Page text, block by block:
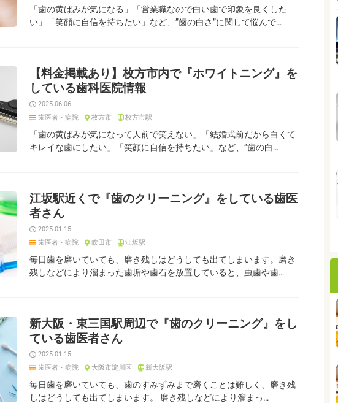
「歯の黄ばみが気になる」「営業職なので白い歯で印象を良くした
い」「笑顔に自信を持ちたい」など、”歯の白さ”に関して悩んで…
【料金掲載あり】枚方市内で『ホワイトニング』を
している歯科医院情報
2025.06.06
歯医者・病院
枚方市 枚方市駅
「歯の黄ばみが気になって人前で笑えない」「結婚式前だから白くて
キレイな歯にしたい」「笑顔に自信を持ちたい」など、”歯の白…
江坂駅近くで『歯のクリーニング』をしている歯医
者さん
2025.01.15
歯医者・病院
吹田市 江坂駅
毎日歯を磨いていても、磨き残しはどうしても出てしまいます。磨き
残しなどにより溜まった歯垢や歯石を放置していると、虫歯や歯…
新大阪・東三国駅周辺で『歯のクリーニング』をし
ている歯医者さん
2025.01.15
歯医者・病院
大阪市淀川区 新大阪駅
毎日歯を磨いていても、歯のすみずみまで磨くことは難しく、磨き残
しはどうしても出てしまいます。 磨き残しなどにより溜まっ…